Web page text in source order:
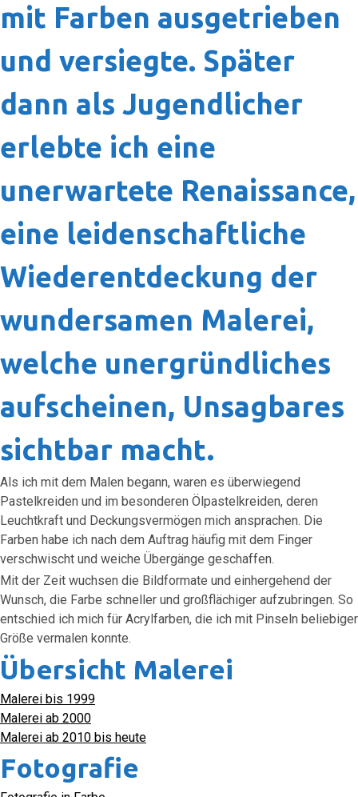
mit Farben ausgetrieben
und versiegte. Später
dann als Jugendlicher
erlebte ich eine
unerwartete Renaissance,
eine leidenschaftliche
Wiederentdeckung der
wundersamen Malerei,
welche unergründliches
aufscheinen, Unsagbares
sichtbar macht.
Als ich mit dem Malen begann, waren es überwiegend
Pastelkreiden und im besonderen Ölpastelkreiden, deren
Leuchtkraft und Deckungsvermögen mich ansprachen. Die
Farben habe ich nach dem Auftrag häufig mit dem Finger
verschwischt und weiche Übergänge geschaffen.
Mit der Zeit wuchsen die Bildformate und einhergehend der
Wunsch, die Farbe schneller und großflächiger aufzubringen. So
entschied ich mich für Acrylfarben, die ich mit Pinseln beliebiger
Größe vermalen konnte.
Übersicht Malerei
Malerei bis 1999
Malerei ab 2000
Malerei ab 2010 bis heute
Fotografie